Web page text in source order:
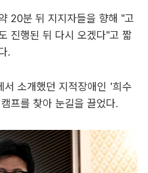
20분 뒤 지지자들을 향해 "고
진행된 뒤 다시 오겠다"고 짧
.
서 소개했던 지적장애인 '희수
프를 찾아 눈길을 끌었다.